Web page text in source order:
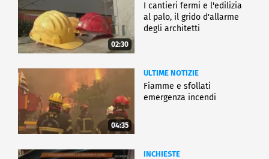
02:30
I cantieri fermi e l'edilizia
al palo, il grido d'allarme
degli architetti
04:35
ULTIME NOTIZIE
Fiamme e sfollati
emergenza incendi
INCHIESTE